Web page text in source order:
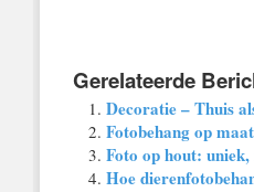
Gerelateerde
Decoratie – Thuis
Fotobehang op maat
Foto op hout:
Hoe